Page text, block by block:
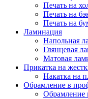
Печать на
Печать на
Печать на
Ламинация
Напольная
Глянцевая
Матовая
Прикатка на
Накатка на
Обрамление в
Обрамление